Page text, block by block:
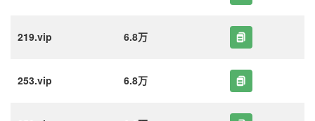
219.vip 6.8万
253.vip 6.8万